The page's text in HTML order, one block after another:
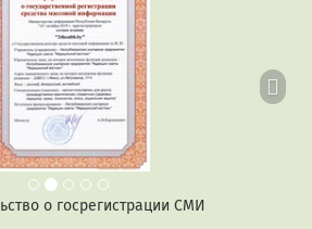
о госрегистрации СМИ